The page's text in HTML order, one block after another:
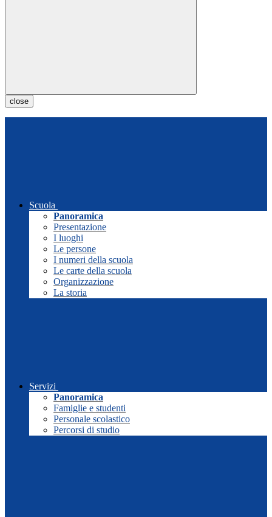
close
Scuola
Panoramica
Presentazione
I luoghi
Le persone
I numeri della scuola
Le carte della scuola
Organizzazione
La storia
Servizi
Panoramica
Famiglie e studenti
Personale scolastico
Percorsi di studio